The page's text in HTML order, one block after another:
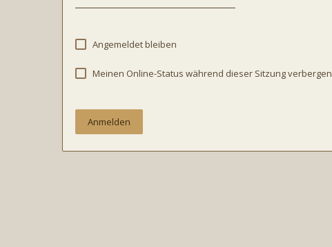
Angemeldet bleiben
Meinen Online-Status während dieser Sitzung verbergen